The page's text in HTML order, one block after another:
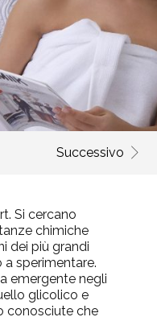
Successivo
Si cercano
chimiche
dei più grandi
sperimentare.
emergente negli
glicolico e
conosciute che